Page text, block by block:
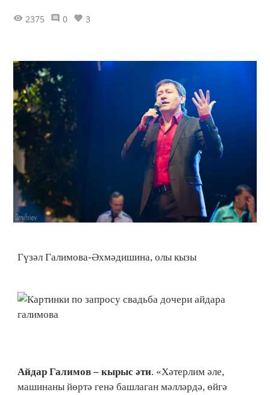
2375 0 3
Гүзәл Галимова-Әхмәдишина, олы кызы
Айдар Галимов – кырыс әти. «Хәтерлим әле,
машинаны йөртә генә башлаган мәлләрдә, өйгә